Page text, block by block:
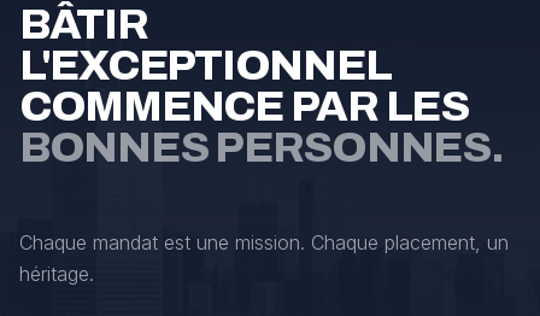
BÂTIR
L'EXCEPTIONNEL
COMMENCE PAR LES
BONNES PERSONNES.
Chaque mandat est une mission. Chaque placement, un
héritage.